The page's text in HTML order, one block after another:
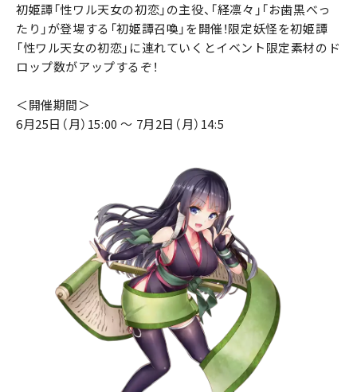
初姫譚「性ワル天女の初恋」の主役、「経凛々」「お歯黒べっ
たり」が登場する「初姫譚召喚」を開催！限定妖怪を初姫譚
「性ワル天女の初恋」に連れていくとイベント限定素材のド
ロップ数がアップするぞ！
＜開催期間＞
6月25日（月）15:00 ～ 7月2日（月）14:5